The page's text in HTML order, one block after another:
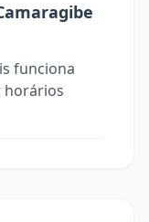
funciona
horários